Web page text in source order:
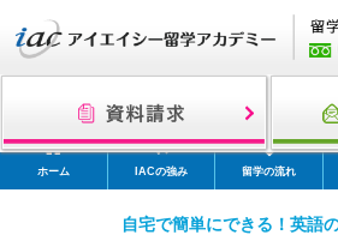
ホーム IACの強み 留学の流れ
自宅で簡単にできる！英語